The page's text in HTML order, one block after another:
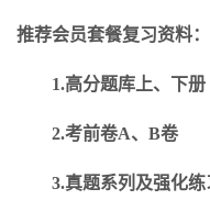
推荐会员套餐复习资料：
1.高分题库上、下册
2.考前卷A、B卷
3.真题系列及强化练